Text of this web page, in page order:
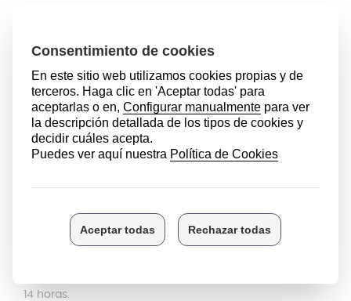
Anakel Home encontrarás una amplia gama de
Estemango inferiorha sido diseñado para la olla
Perfect Pro. También es válido para lagama Perfect
Ultra.
¿Necesitas ayuda para instalar el mango en tu olla?
ayudarte y solventar todas tus dudas.
Te atenderemos a la mayor brevedad posible en el 673
14 horas.